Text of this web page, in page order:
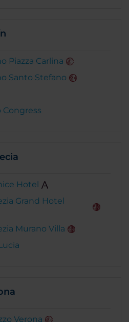
Piazza Carlina
Santo Stefano
Hotel
Grand Hotel
Murano Villa
Verona